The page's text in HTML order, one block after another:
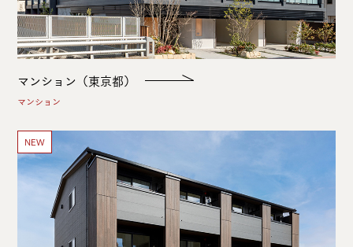
マンション（東京都）
マンション
NEW